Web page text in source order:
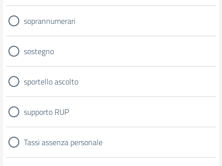
soprannumerari
sostegno
sportello ascolto
supporto RUP
Tassi assenza personale